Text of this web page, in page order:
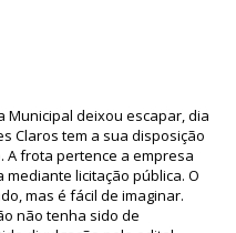
Municipal deixou escapar, dia
Claros tem a sua disposição
A frota pertence a empresa
licitação pública. O
mas é fácil de imaginar.
não tenha sido de